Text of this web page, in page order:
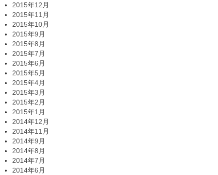
2015年12月
2015年11月
2015年10月
2015年9月
2015年8月
2015年7月
2015年6月
2015年5月
2015年4月
2015年3月
2015年2月
2015年1月
2014年12月
2014年11月
2014年9月
2014年8月
2014年7月
2014年6月